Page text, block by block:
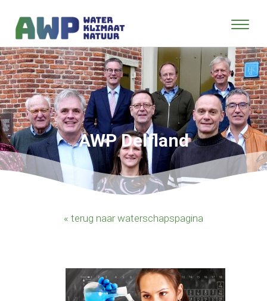
AWP Delfland
« terug naar waterschapspagina